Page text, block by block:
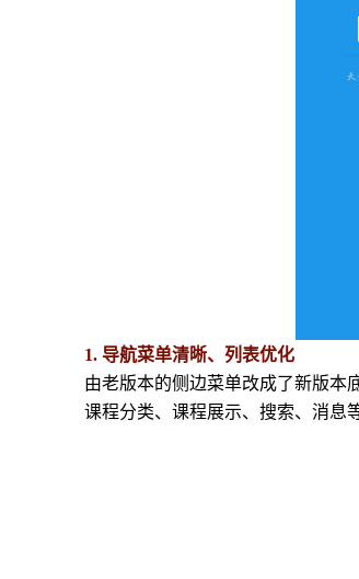
1. 导航菜单清晰、列表优化
由老版本的侧边菜单改成了新版本
课程分类、课程展示、搜索、消息